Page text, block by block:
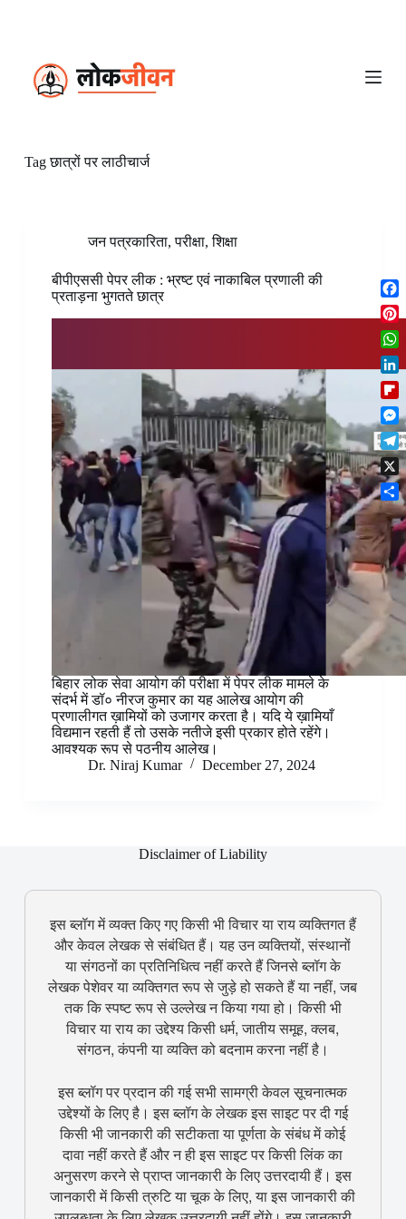
Tagछात्रों पर लाठीचार्ज
जन पत्रकारिता,परीक्षा,शिक्षा
बीपीएससी पेपर लीक : भ्रष्ट एवं नाकाबिल प्रणाली की
प्रताड़ना भुगतते छात्र
बिहार लोक सेवा आयोग की परीक्षा में पेपर लीक मामले के
संदर्भ में डॉ० नीरज कुमार का यह आलेख आयोग की
प्रणालीगत ख़ामियों को उजागर करता है। यदि ये ख़ामियाँ
विद्यमान रहती हैं तो उसके नतीजे इसी प्रकार होते रहेंगे।
आवश्यक रूप से पठनीय आलेख।
Dr. Niraj Kumar
December 27, 2024
Disclaimer of Liability
इस ब्लॉग में व्यक्त किए गए किसी भी विचार या राय व्यक्तिगत हैं
और केवल लेखक से संबंधित हैं। यह उन व्यक्तियों, संस्थानों
या संगठनों का प्रतिनिधित्व नहीं करते हैं जिनसे ब्लॉग के
लेखक पेशेवर या व्यक्तिगत रूप से जुड़े हो सकते हैं या नहीं, जब
तक कि स्पष्ट रूप से उल्लेख न किया गया हो। किसी भी
विचार या राय का उद्देश्य किसी धर्म, जातीय समूह, क्लब,
संगठन, कंपनी या व्यक्ति को बदनाम करना नहीं है।
इस ब्लॉग पर प्रदान की गई सभी सामग्री केवल सूचनात्मक
उद्देश्यों के लिए है। इस ब्लॉग के लेखक इस साइट पर दी गई
किसी भी जानकारी की सटीकता या पूर्णता के संबंध में कोई
दावा नहीं करते हैं और न ही इस साइट पर किसी लिंक का
अनुसरण करने से प्राप्त जानकारी के लिए उत्तरदायी हैं। इस
जानकारी में किसी त्रुटि या चूक के लिए, या इस जानकारी की
F
a
c
e
b
o
o
k
P
i
n
t
e
r
e
s
t
W
h
a
t
s
A
p
p
L
i
n
k
e
d
I
n
F
l
i
p
b
o
a
r
d
M
e
s
s
e
n
g
e
r
T
e
l
e
g
r
a
m
X
S
h
a
r
e